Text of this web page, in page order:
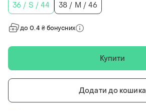
36 / S / 44
38 / M / 46
до 0.4 ₴ бонусних
Купити
Додати до кошика